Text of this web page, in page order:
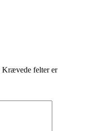
Krævede felter er